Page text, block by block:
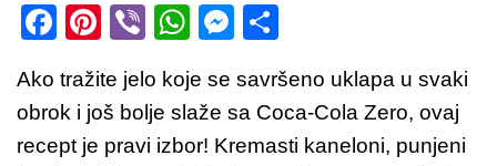
F
c
e
Pi
er
e
Vi
er
W
at
s
M
ss
e
ar
e
Ako tražite jelo koje se savršeno uklapa u svaki
obrok i još bolje slaže sa Coca-Cola Zero, ovaj
recept je pravi izbor! Kremasti kaneloni, punjeni